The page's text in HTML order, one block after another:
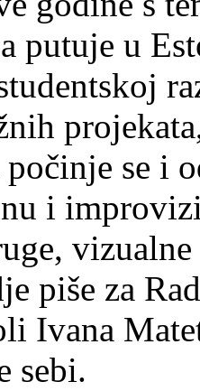
putuje u
se i
i
piše za
Ivana
sebi.